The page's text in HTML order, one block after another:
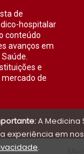
de
hospitalar
conteúdo
avanços em
e
de
A
experiência em
.